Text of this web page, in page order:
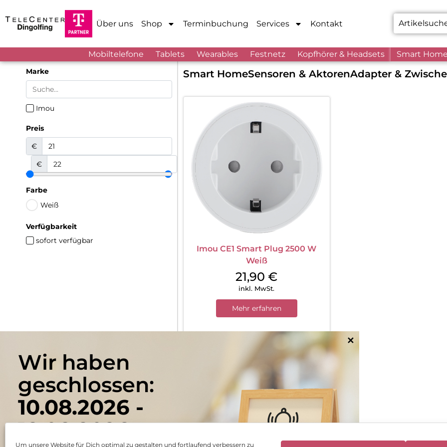
Um unsere Website für Dich optimal zu gestalten und fortlaufend verbessern zu
Über uns Shop Terminbuchung Services Kontakt
Mobiltelefone Tablets Wearables Festnetz Kopfhörer & Headsets Smart Home
Marke
Imou
Preis
€
€
Farbe
Weiß
Verfügbarkeit
sofort verfügbar
Smart HomeSensoren & AktorenAdapter &
Imou CE1 Smart Plug 2500 W
Weiß
21,90€
inkl. MwSt.
Mehr erfahren
✕
Wir haben
geschlossen:
10.08.2026 -
18.08.2026